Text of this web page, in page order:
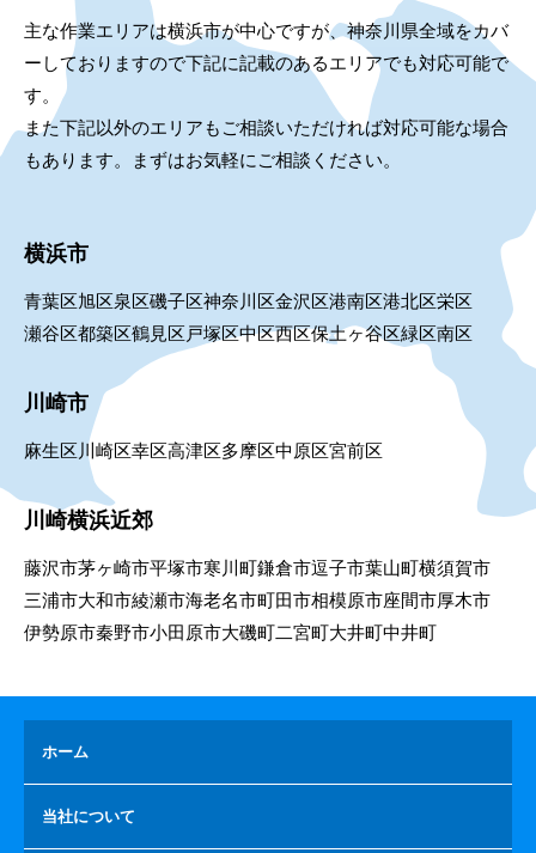
主な作業エリアは横浜市が中心ですが、神奈川県全域をカバ
ーしておりますので下記に記載のあるエリアでも対応可能で
す。
また下記以外のエリアもご相談いただければ対応可能な場合
もあります。まずはお気軽にご相談ください。
横浜市
青葉区旭区泉区磯子区神奈川区金沢区港南区港北区栄区
瀬谷区都築区鶴見区 戸塚区中区西区保土ヶ谷区緑区南区
川崎市
麻生区 川崎区幸区高津区多摩区中原区宮前区
川崎横浜近郊
藤沢市茅ヶ崎市平塚市寒川町鎌倉市逗子市葉山町横須賀市
三浦市大和市綾瀬市海老名市町田市相模原市座間市厚木市
伊勢原市秦野市小田原市大磯町二宮町大井町中井町
ホーム
当社について